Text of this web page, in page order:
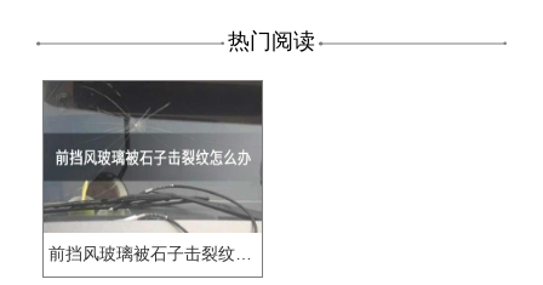
热门阅读
前挡风玻璃被石子击裂纹怎么办